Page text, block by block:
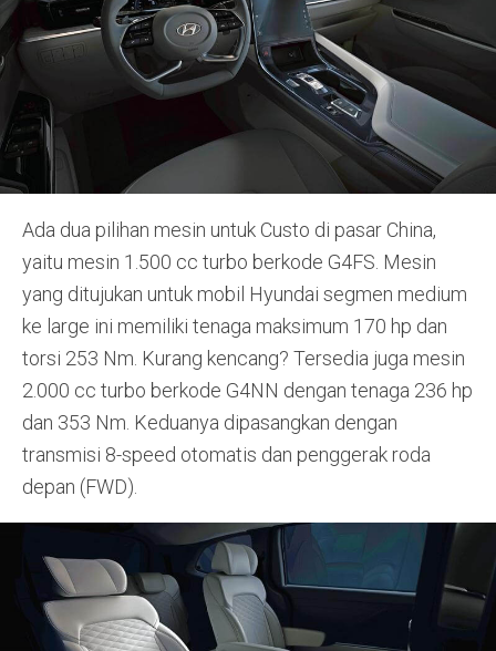
Ada dua pilihan mesin untuk Custo di pasar China,
yaitu mesin 1.500 cc turbo berkode G4FS. Mesin
yang ditujukan untuk mobil Hyundai segmen medium
ke large ini memiliki tenaga maksimum 170 hp dan
torsi 253 Nm. Kurang kencang? Tersedia juga mesin
2.000 cc turbo berkode G4NN dengan tenaga 236 hp
dan 353 Nm. Keduanya dipasangkan dengan
transmisi 8-speed otomatis dan penggerak roda
depan (FWD).